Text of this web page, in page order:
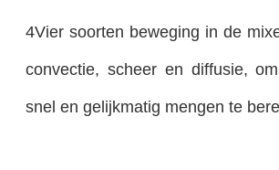
4Vier soorten beweging in de
convectie, scheer en diffusie,
snel en gelijkmatig mengen te